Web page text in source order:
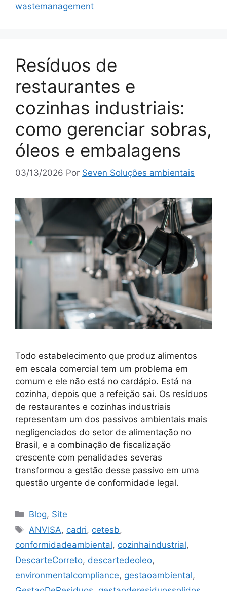
wastemanagement
Resíduos de
restaurantes e
cozinhas industriais:
como gerenciar sobras,
óleos e embalagens
03/13/2026 Por Seven Soluções ambientais
Todo estabelecimento que produz alimentos
em escala comercial tem um problema em
comum e ele não está no cardápio. Está na
cozinha, depois que a refeição sai. Os resíduos
de restaurantes e cozinhas industriais
representam um dos passivos ambientais mais
negligenciados do setor de alimentação no
Brasil, e a combinação de fiscalização
crescente com penalidades severas
transformou a gestão desse passivo em uma
questão urgente de conformidade legal.
Blog, Site
ANVISA, cadri, cetesb,
conformidadeambiental, cozinhaindustrial,
DescarteCorreto, descartedeoleo,
environmentalcompliance, gestaoambiental,